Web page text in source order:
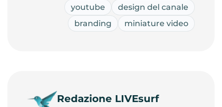
youtube
design del canale
branding
miniature video
Redazione LIVEsurf